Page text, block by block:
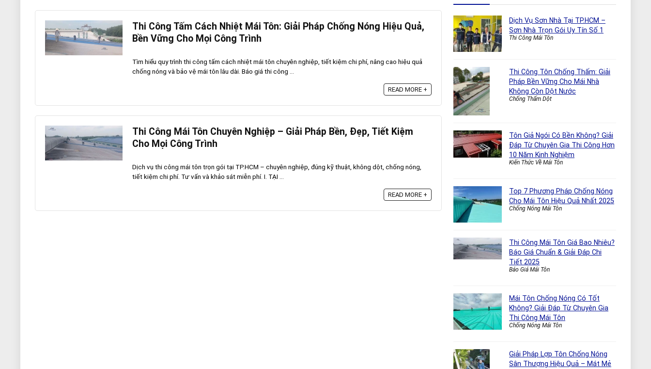
Thi Công Tấm Cách Nhiệt Mái Tôn: Giải Pháp Chống Nóng Hiệu Quả,
Bền Vững Cho Mọi Công Trình
Tìm hiểu quy trình thi công tấm cách nhiệt mái tôn chuyên nghiệp, tiết kiệm chi phí, nâng cao hiệu quả
chống nóng và bảo vệ mái tôn lâu dài. Báo giá thi công ...
READ MORE +
Thi Công Mái Tôn Chuyên Nghiệp – Giải Pháp Bền, Đẹp, Tiết Kiệm
Cho Mọi Công Trình
Dịch vụ thi công mái tôn trọn gói tại TP.HCM – chuyên nghiệp, đúng kỹ thuật, không dột, chống nóng,
tiết kiệm chi phí. Tư vấn và khảo sát miễn phí. I. TẠI ...
READ MORE +
Dịch Vụ Sơn Nhà Tại TP.HCM –
Sơn Nhà Trọn Gói Uy Tín Số 1
Thi Công Mái Tôn
Thi Công Tôn Chống Thấm: Giải
Pháp Bền Vững Cho Mái Nhà
Không Còn Dột Nước
Chống Thấm Dột
Tôn Giả Ngói Có Bền Không? Giải
Đáp Từ Chuyên Gia Thi Công Hơn
10 Năm Kinh Nghiệm
Kiến Thức Về Mái Tôn
Top 7 Phương Pháp Chống Nóng
Cho Mái Tôn Hiệu Quả Nhất 2025
Chống Nóng Mái Tôn
Thi Công Mái Tôn Giá Bao Nhiêu?
Báo Giá Chuẩn & Giải Đáp Chi
Tiết 2025
Báo Giá Mái Tôn
Mái Tôn Chống Nóng Có Tốt
Không? Giải Đáp Từ Chuyên Gia
Thi Công Mái Tôn
Chống Nóng Mái Tôn
Giải Pháp Lợp Tôn Chống Nóng
Sân Thượng Hiệu Quả – Mát Mẻ